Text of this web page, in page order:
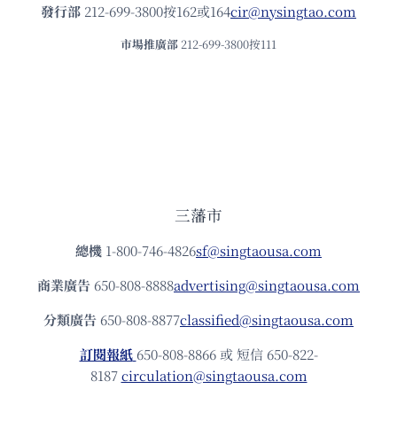
發⾏部 212-699-3800按162或164cir@nysingtao.com
市場推廣部 212-699-3800按111
三藩市
總機 1-800-746-4826sf@singtaousa.com
商業廣告 650-808-8888advertising@singtaousa.com
分類廣告 650-808-8877classified@singtaousa.com
訂閱報紙 650-808-8866 或 短信 650-822-
8187circulation@singtaousa.com